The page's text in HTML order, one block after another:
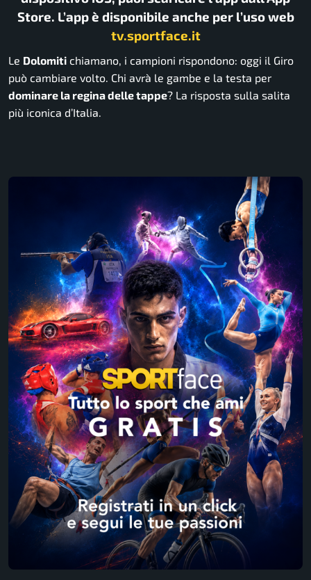
Store. L’app è disponibile anche per l’uso web
tv.sportface.it
Le Dolomiti chiamano, i campioni rispondono: oggi il Giro
può cambiare volto. Chi avrà le gambe e la testa per
dominare la regina delle tappe? La risposta sulla salita
più iconica d’Italia.